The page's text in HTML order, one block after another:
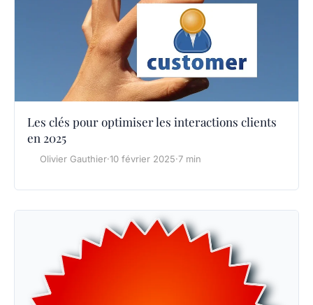
Les clés pour optimiser les interactions clients
en 2025
Olivier Gauthier·10 février 2025·7 min